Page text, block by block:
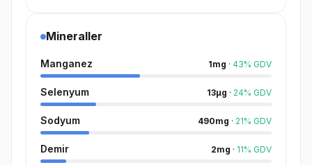
Mineraller
Manganez 1mg · 43% GDV
Selenyum 13µg · 24% GDV
Sodyum 490mg · 21% GDV
Demir 2mg · 11% GDV